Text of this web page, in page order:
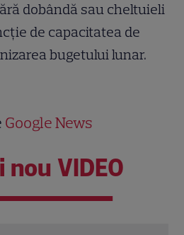
dobândă sau cheltuieli
de capacitatea de
bugetului lunar.
Google News
nou VIDEO